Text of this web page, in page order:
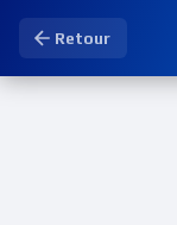
Retour